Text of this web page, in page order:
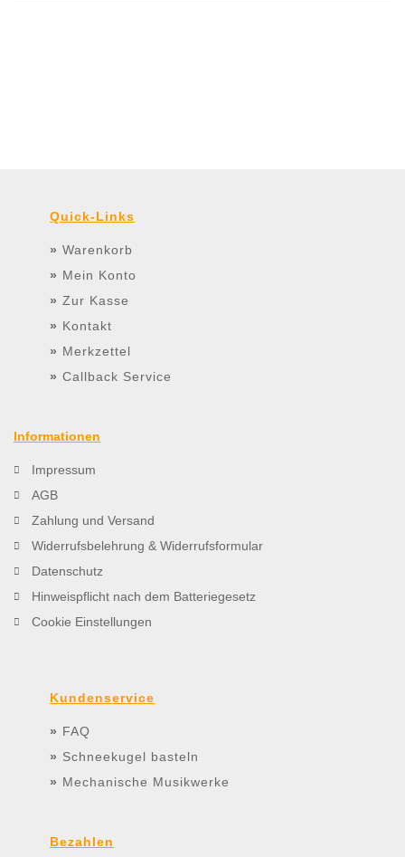
Quick-Links
» Warenkorb
» Mein Konto
» Zur Kasse
» Kontakt
» Merkzettel
» Callback Service
Informationen
Impressum
AGB
Zahlung und Versand
Widerrufsbelehrung & Widerrufsformular
Datenschutz
Hinweispflicht nach dem Batteriegesetz
Cookie Einstellungen
Kundenservice
» FAQ
» Schneekugel basteln
» Mechanische Musikwerke
Bezahlen